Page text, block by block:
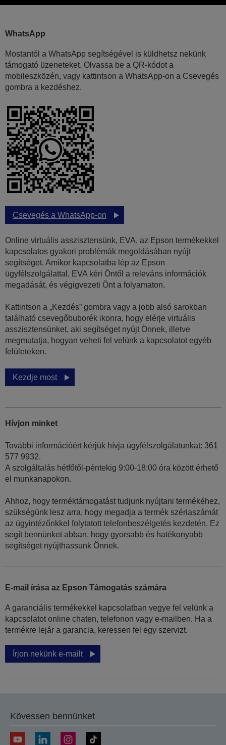
WhatsApp
Mostantól a WhatsApp segítségével is küldhetsz nekünk
támogató üzeneteket. Olvassa be a QR-kódot a
mobileszközén, vagy kattintson a WhatsApp-on a Csevegés
gombra a kezdéshez.
Csevegés a WhatsApp-on
Online virtuális asszisztensünk, EVA, az Epson termékekkel
kapcsolatos gyakori problémák megoldásában nyújt
segítséget. Amikor kapcsolatba lép az Epson
ügyfélszolgálattal, EVA kéri Öntől a releváns információk
megadását, és végigvezeti Önt a folyamaton.
Kattintson a „Kezdés” gombra vagy a jobb alsó sarokban
található csevegőbuborék ikonra, hogy elérje virtuális
asszisztensünket, aki segítséget nyújt Önnek, illetve
megmutatja, hogyan veheti fel velünk a kapcsolatot egyéb
felületeken.
Kezdje most
Hívjon minket
További információért kérjük hívja ügyfélszolgálatunkat: 361
577 9932.
A szolgáltalás hétfőtől-péntekig 9:00-18:00 óra között érhető
el munkanapokon.
Ahhoz, hogy terméktámogatást tudjunk nyújtani termékéhez,
szükségünk lesz arra, hogy megadja a termék szériaszámát
az ügyintézőnkkel folytatott telefonbeszélgetés kezdetén. Ez
segít bennünket abban, hogy gyorsabb és hatékonyabb
segítséget nyújthassunk Önnek.
E-mail írása az Epson Támogatás számára
A garanciális termékekkel kapcsolatban vegye fel velünk a
kapcsolatot online chaten, telefonon vagy e-mailben. Ha a
termékre lejár a garancia, keressen fel egy szervizt.
Írjon nekünk e-mailt
Kövessen bennünket